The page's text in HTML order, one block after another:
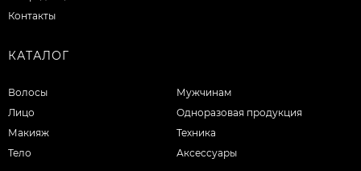
Контакты
КАТАЛОГ
Волосы
Лицо
Макияж
Тело
Мужчинам
Одноразовая продукция
Техника
Аксессуары